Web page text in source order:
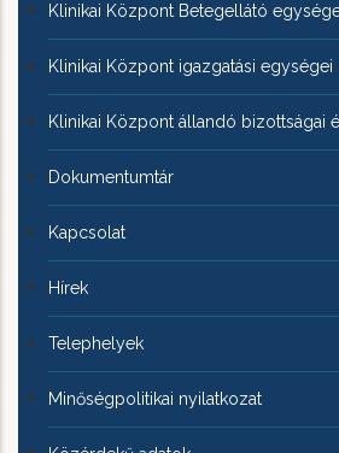
Klinikai Központ Betegellátó
Klinikai Központ igazgatási egységei
Klinikai Központ állandó bizottságai
Dokumentumtár
Kapcsolat
Hírek
Telephelyek
Minőségpolitikai nyilatkozat